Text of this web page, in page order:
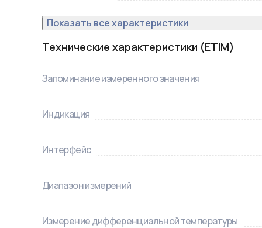
Показать все характеристики
Технические характеристики (ETIM)
Запоминание измеренного значения
Индикация
Интерфейс
Диапазон измерений
Измерение дифференциальной температуры